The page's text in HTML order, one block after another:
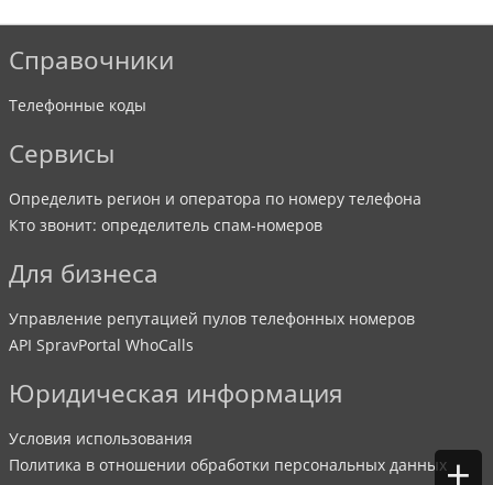
Справочники
Телефонные коды
Сервисы
Определить регион и оператора по номеру телефона
Кто звонит: определитель спам-номеров
Для бизнеса
Управление репутацией пулов телефонных номеров
API SpravPortal WhoCalls
Юридическая информация
Условия использования
Политика в отношении обработки персональных данных